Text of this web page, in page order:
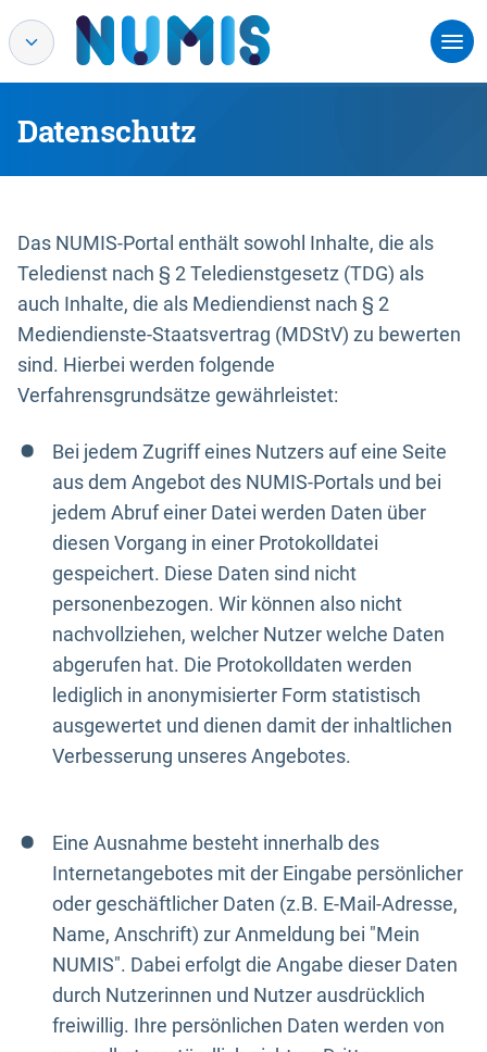
Datenschutz
Das NUMIS-Portal enthält sowohl Inhalte, die als
Teledienst nach § 2 Teledienstgesetz (TDG) als
auch Inhalte, die als Mediendienst nach § 2
Mediendienste-Staatsvertrag (MDStV) zu bewerten
sind. Hierbei werden folgende
Verfahrensgrundsätze gewährleistet:
Bei jedem Zugriff eines Nutzers auf eine Seite
aus dem Angebot des NUMIS-Portals und bei
jedem Abruf einer Datei werden Daten über
diesen Vorgang in einer Protokolldatei
gespeichert. Diese Daten sind nicht
personenbezogen. Wir können also nicht
nachvollziehen, welcher Nutzer welche Daten
abgerufen hat. Die Protokolldaten werden
lediglich in anonymisierter Form statistisch
ausgewertet und dienen damit der inhaltlichen
Verbesserung unseres Angebotes.
Eine Ausnahme besteht innerhalb des
Internetangebotes mit der Eingabe persönlicher
oder geschäftlicher Daten (z.B. E-Mail-Adresse,
Name, Anschrift) zur Anmeldung bei "Mein
NUMIS". Dabei erfolgt die Angabe dieser Daten
durch Nutzerinnen und Nutzer ausdrücklich
freiwillig. Ihre persönlichen Daten werden von